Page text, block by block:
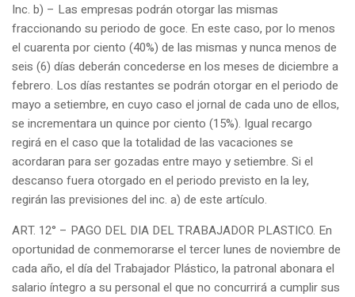
Inc. b) – Las empresas podrán otorgar las mismas
fraccionando su periodo de goce. En este caso, por lo menos
el cuarenta por ciento (40%) de las mismas y nunca menos de
seis (6) días deberán concederse en los meses de diciembre a
febrero. Los días restantes se podrán otorgar en el periodo de
mayo a setiembre, en cuyo caso el jornal de cada uno de ellos,
se incrementara un quince por ciento (15%). Igual recargo
regirá en el caso que la totalidad de las vacaciones se
acordaran para ser gozadas entre mayo y setiembre. Si el
descanso fuera otorgado en el periodo previsto en la ley,
regirán las previsiones del inc. a) de este artículo.
ART. 12° – PAGO DEL DIA DEL TRABAJADOR PLASTICO. En
oportunidad de conmemorarse el tercer lunes de noviembre de
cada año, el día del Trabajador Plástico, la patronal abonara el
salario íntegro a su personal el que no concurrirá a cumplir sus